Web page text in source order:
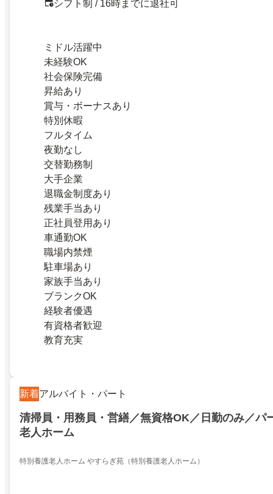
シフト制 / 16時までに退社可
ミドル活躍中
未経験OK
社会保険完備
昇給あり
賞与・ボーナスあり
特別休暇
フルタイム
夜勤なし
交替勤務制
大手企業
退職金制度あり
残業手当あり
正社員登用あり
車通勤OK
職場内禁煙
駐車場あり
家族手当あり
ブランクOK
経験者優遇
有資格者歓迎
教育充実
新着アルバイト・パート
清掃員・用務員・営繕／無資格OK／日勤のみ／パ
老人ホーム
特別養護老人ホーム やすらぎ苑（特別養護老人ホーム）